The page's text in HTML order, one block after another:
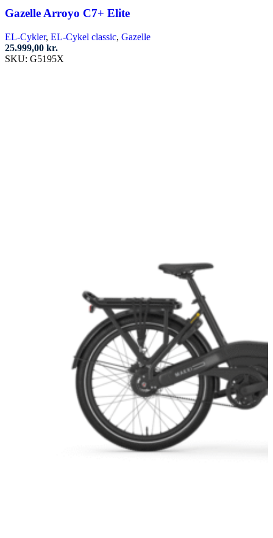
Gazelle Arroyo C7+ Elite
EL-Cykler, EL-Cykel classic, Gazelle
25.999,00 kr.
SKU: G5195X